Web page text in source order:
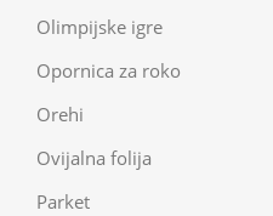
Olimpijske igre
Opornica za roko
Orehi
Ovijalna folija
Parket